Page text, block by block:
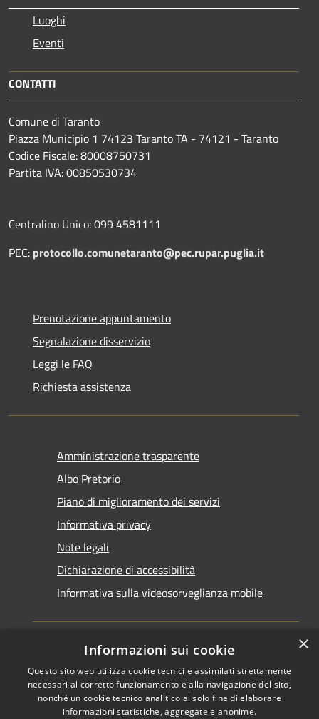
Luoghi
Eventi
CONTATTI
Comune di Taranto
Piazza Municipio 1 74123 Taranto TA - 74121 - Taranto
Codice Fiscale: 80008750731
Partita IVA: 00850530734
Centralino Unico: 099 4581111
PEC: protocollo.comunetaranto@pec.rupar.puglia.it
Prenotazione appuntamento
Segnalazione disservizio
Leggi le FAQ
Richiesta assistenza
Amministrazione trasparente
Albo Pretorio
Piano di miglioramento dei servizi
Informativa privacy
Note legali
Dichiarazione di accessibilità
Informativa sulla videosorveglianza mobile
RSS
Accessibilità
Copyright © 2026 • Comune di
Taranto • Powered by
×
Informazioni sui cookie
Questo sito web utilizza cookie tecnici e assimilati strettamente
necessari al corretto funzionamento e alla navigazione del sito,
nonché un cookie tecnico analitico al solo fine di elaborare
informazioni statistiche, aggregate e anonime.